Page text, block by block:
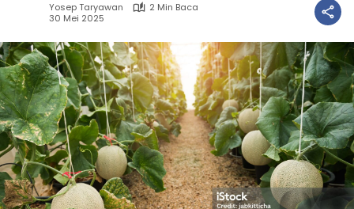
Yosep Taryawan
2 Min Baca
30 Mei 2025